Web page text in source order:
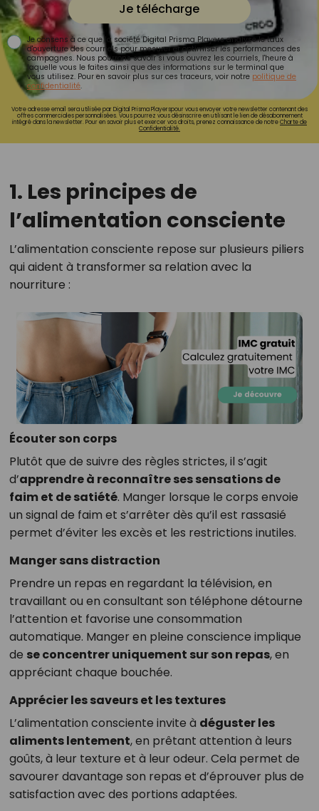
Je télécharge
Je consens à ce que la société Digital Prisma Players analyse le taux
d'ouverture des courriels pour mesurer et optimiser les performances des
campagnes. Nous pourrons savoir si vous ouvrez les courriels, l'heure à
laquelle vous le faites ainsi que des informations sur le terminal que
vous utilisez. Pour en savoir plus sur ces traceurs, voir notre politique de
confidentialité.
Votre adresse email sera utilisée par Digital Prisma Playerspour vous envoyer votre newsletter contenant des
offres commerciales personnalisées. Vous pourrez vous désinscrire en utilisant le lien de désabonnement
intégré dans la newsletter. Pour en savoir plus et exercer vos droits, prenez connaissance de notreCharte de
Confidentialité.
1. Les principes de
l’alimentation consciente
L’alimentation consciente repose sur plusieurs piliers
qui aident à transformer sa relation avec la
nourriture :
Écouter son corps
Plutôt que de suivre des règles strictes, il s’agit
d’apprendre à reconnaître ses sensations de
faim et de satiété. Manger lorsque le corps envoie
un signal de faim et s’arrêter dès qu’il est rassasié
permet d’éviter les excès et les restrictions inutiles.
Manger sans distraction
Prendre un repas en regardant la télévision, en
travaillant ou en consultant son téléphone détourne
l’attention et favorise une consommation
automatique. Manger en pleine conscience implique
de se concentrer uniquement sur son repas, en
appréciant chaque bouchée.
Apprécier les saveurs et les textures
L’alimentation consciente invite à déguster les
aliments lentement, en prêtant attention à leurs
goûts, à leur texture et à leur odeur. Cela permet de
savourer davantage son repas et d’éprouver plus de
satisfaction avec des portions adaptées.